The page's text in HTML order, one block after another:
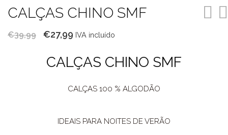
CALÇAS CHINO SMF
€39,99
O
original
€39,99.
€27,99 O
atual
€27,99.
IVA incluído
CALÇAS CHINO SMF
CALÇAS 100 % ALGODÃO
IDEAIS PARA NOITES DE VERÃO